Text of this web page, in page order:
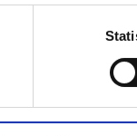
sillä on noin
eriä
Helsingin